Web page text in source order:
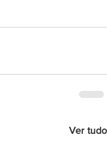
Ver tudo